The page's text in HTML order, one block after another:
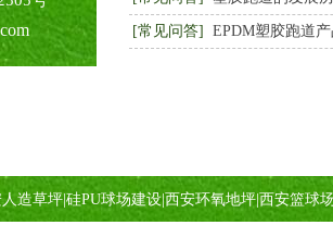
[常见问答] EPDM塑胶跑道
造草坪 硅PU球场建设 西安环氧地坪|西安篮球